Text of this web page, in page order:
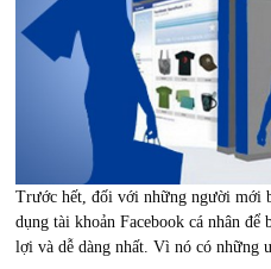
Trước hết, đối với những người mới
dụng tài khoản Facebook cá nhân
lợi và dễ dàng nhất. Vì nó có những